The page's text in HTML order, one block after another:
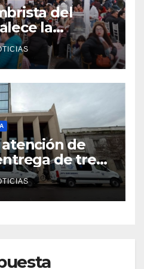
del
la
con positivo
hotelería y el
de
de tres
para
Familia